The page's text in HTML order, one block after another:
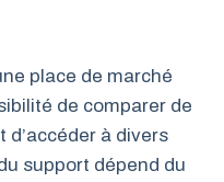
place de marché
de comparer de
d’accéder à divers
support dépend du